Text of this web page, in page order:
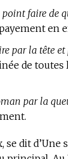
faire de
en
par la tête et
de toutes
par la
se dit d’Une